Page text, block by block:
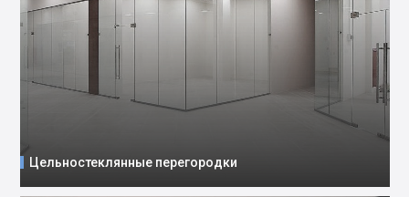
Цельностеклянные перегородки